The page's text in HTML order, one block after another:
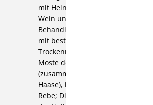
mit Heinrich Haase), in:
Wein und Rebe; 1927: Die
Behandlung der Rachitis
mit bestrahlter
Trockenmilch; Die 1926er
Moste der Nahegegend
(zusammen mit Heinrich
Haase), in: Wein und
Rebe; Die Radioaktivität